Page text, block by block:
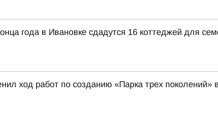
года в Ивановке сдадутся 16 коттеджей для
ход работ по созданию «Парка трех поколений»